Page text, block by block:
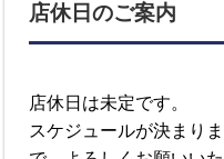
店休日のご案内
店休日は未定です。
スケジュールが決まり